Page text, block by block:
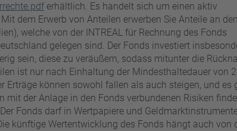
erhältlich. Es handelt sich um einen aktiv
dem Erwerb von Anteilen erwerben Sie Anteile an
welche von der INTREAL für Rechnung des Fonds
gelegen sind. Der Fonds investiert
sein, diese zu veräußern, sodass mitunter die
ist nur nach Einhaltung der Mindesthaltedauer von
Erträge können sowohl fallen als auch steigen, und es
der Anlage in den Fonds verbundenen Risiken
Fonds darf in Wertpapiere und
künftige Wertentwicklung des Fonds hängt auch von